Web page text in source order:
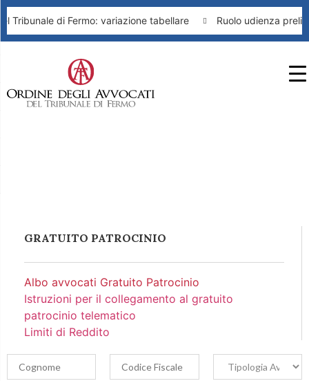
di Fermo: variazione tabellare Ruolo udienza
GRATUITO PATROCINIO
Albo avvocati Gratuito Patrocinio
Istruzioni per il collegamento al gratuito
patrocinio telematico
Limiti di Reddito